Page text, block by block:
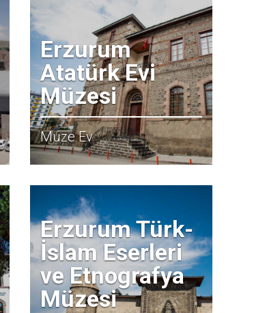
Erzurum
Atatürk Evi
Müzesi
Müze Ev
Erzurum Türk-
İslam Eserleri
ve Etnografya
Müzesi